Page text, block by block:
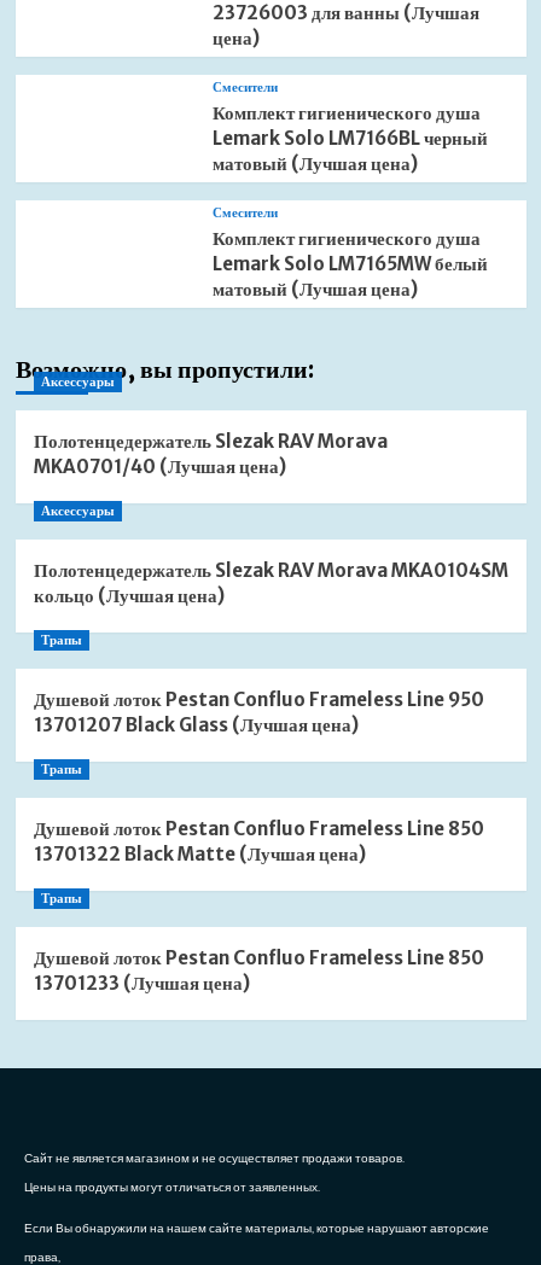
23726003 для ванны (Лучшая
цена)
Смесители
Комплект гигиенического душа
Lemark Solo LM7166BL черный
матовый (Лучшая цена)
Смесители
Комплект гигиенического душа
Lemark Solo LM7165MW белый
матовый (Лучшая цена)
Возможно, вы пропустили:
Аксессуары
Полотенцедержатель Slezak RAV Morava
MKA0701/40 (Лучшая цена)
Аксессуары
Полотенцедержатель Slezak RAV Morava MKA0104SM
кольцо (Лучшая цена)
Трапы
Душевой лоток Pestan Confluo Frameless Line 950
13701207 Black Glass (Лучшая цена)
Трапы
Душевой лоток Pestan Confluo Frameless Line 850
13701322 Black Matte (Лучшая цена)
Трапы
Душевой лоток Pestan Confluo Frameless Line 850
13701233 (Лучшая цена)
Сайт не является магазином и не осуществляет продажи товаров.
Цены на продукты могут отличаться от заявленных.
Если Вы обнаружили на нашем сайте материалы, которые нарушают авторские
права,